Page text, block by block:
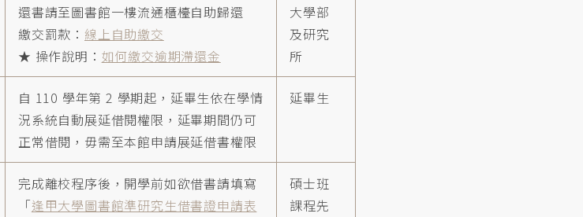
還書請至圖書館一樓流通櫃檯自助歸還
繳交罰款： 線上自助繳交
★ 操作說明： 如何繳交逾期滯還金
大學部
及研究
所
自 110 學年第 2 學期起，延畢生依在學情
況系統自動展延借閱權限，延畢期間仍可
正常借閱，毋需至本館申請展延借書權限
延畢生
完成離校程序後，開學前如欲借書請填寫
「逢甲大學圖書館準研究生借書證申請表
碩士班
課程先